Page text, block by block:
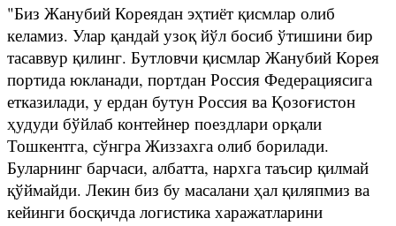
"Биз Жанубий Кореядан эҳтиёт қисмлар олиб
келамиз. Улар қандай узоқ йўл босиб ўтишини бир
тасаввур қилинг. Бутловчи қисмлар Жанубий Корея
портида юкланади, портдан Россия Федерациясига
етказилади, у ердан бутун Россия ва Қозоғистон
ҳудуди бўйлаб контейнер поездлари орқали
Тошкентга, сўнгра Жиззахга олиб борилади.
Буларнинг барчаси, албатта, нархга таъсир қилмай
қўймайди. Лекин биз бу масалани ҳал қиляпмиз ва
кейинги босқичда логистика харажатларини